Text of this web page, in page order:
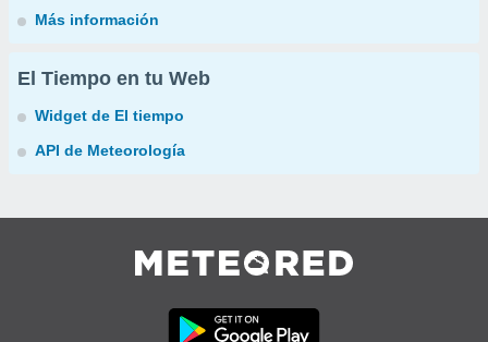
Más información
El Tiempo en tu Web
Widget de El tiempo
API de Meteorología